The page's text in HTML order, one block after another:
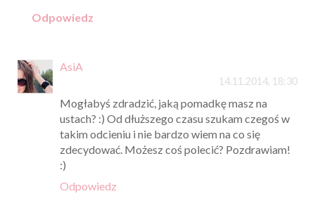
Odpowiedz
AsiA
14.11.2014, 18:30
Mogłabyś zdradzić, jaką pomadkę masz na
ustach? :) Od dłuższego czasu szukam czegoś w
takim odcieniu i nie bardzo wiem na co się
zdecydować. Możesz coś polecić? Pozdrawiam!
:)
Odpowiedz